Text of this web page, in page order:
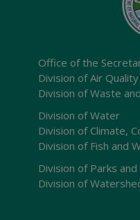
Office of the
Division of Air Quality
Division of Waste
Division of Water
Division of Climate,
Division of Fish and
Division of Parks
Division of